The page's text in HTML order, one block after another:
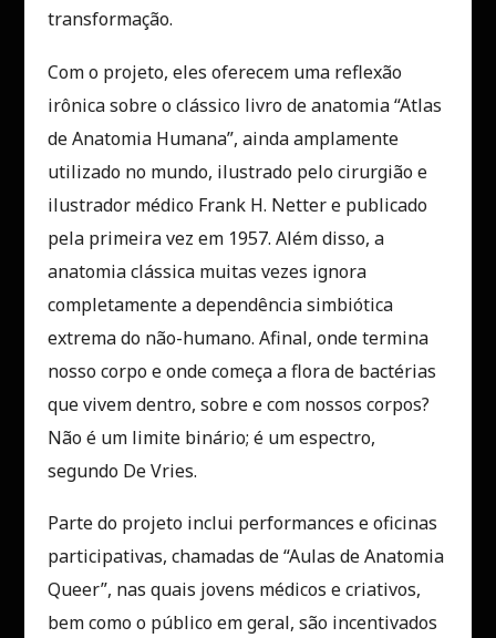
transformação.
Com o projeto, eles oferecem uma reflexão
irônica sobre o clássico livro de anatomia “Atlas
de Anatomia Humana”, ainda amplamente
utilizado no mundo, ilustrado pelo cirurgião e
ilustrador médico Frank H. Netter e publicado
pela primeira vez em 1957. Além disso, a
anatomia clássica muitas vezes ignora
completamente a dependência simbiótica
extrema do não-humano. Afinal, onde termina
nosso corpo e onde começa a flora de bactérias
que vivem dentro, sobre e com nossos corpos?
Não é um limite binário; é um espectro,
segundo De Vries.
Parte do projeto inclui performances e oficinas
participativas, chamadas de “Aulas de Anatomia
Queer”, nas quais jovens médicos e criativos,
bem como o público em geral, são incentivados